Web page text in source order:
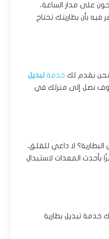
على مدار الساعة،
بأن بطاريتك تحتاج
نحن نقدم لك خدمةتبديل
نصل إلى منزلك في
لا داعي للقلق،
بأحدث المعدات لاستبدال
خدمة تبديل بطارية